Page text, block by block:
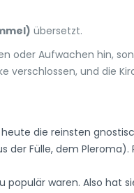
übersetzt.
oder Aufwachen hin,
und die
die reinsten
Fülle, dem
waren. Also hat